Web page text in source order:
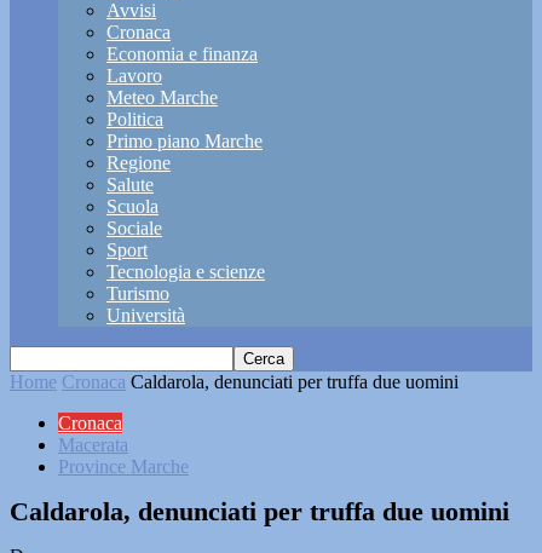
Avvisi
Cronaca
Economia e finanza
Lavoro
Meteo Marche
Politica
Primo piano Marche
Regione
Salute
Scuola
Sociale
Sport
Tecnologia e scienze
Turismo
Università
Home Cronaca Caldarola, denunciati per truffa due uomini
Cronaca
Macerata
Province Marche
Caldarola, denunciati per truffa due uomini